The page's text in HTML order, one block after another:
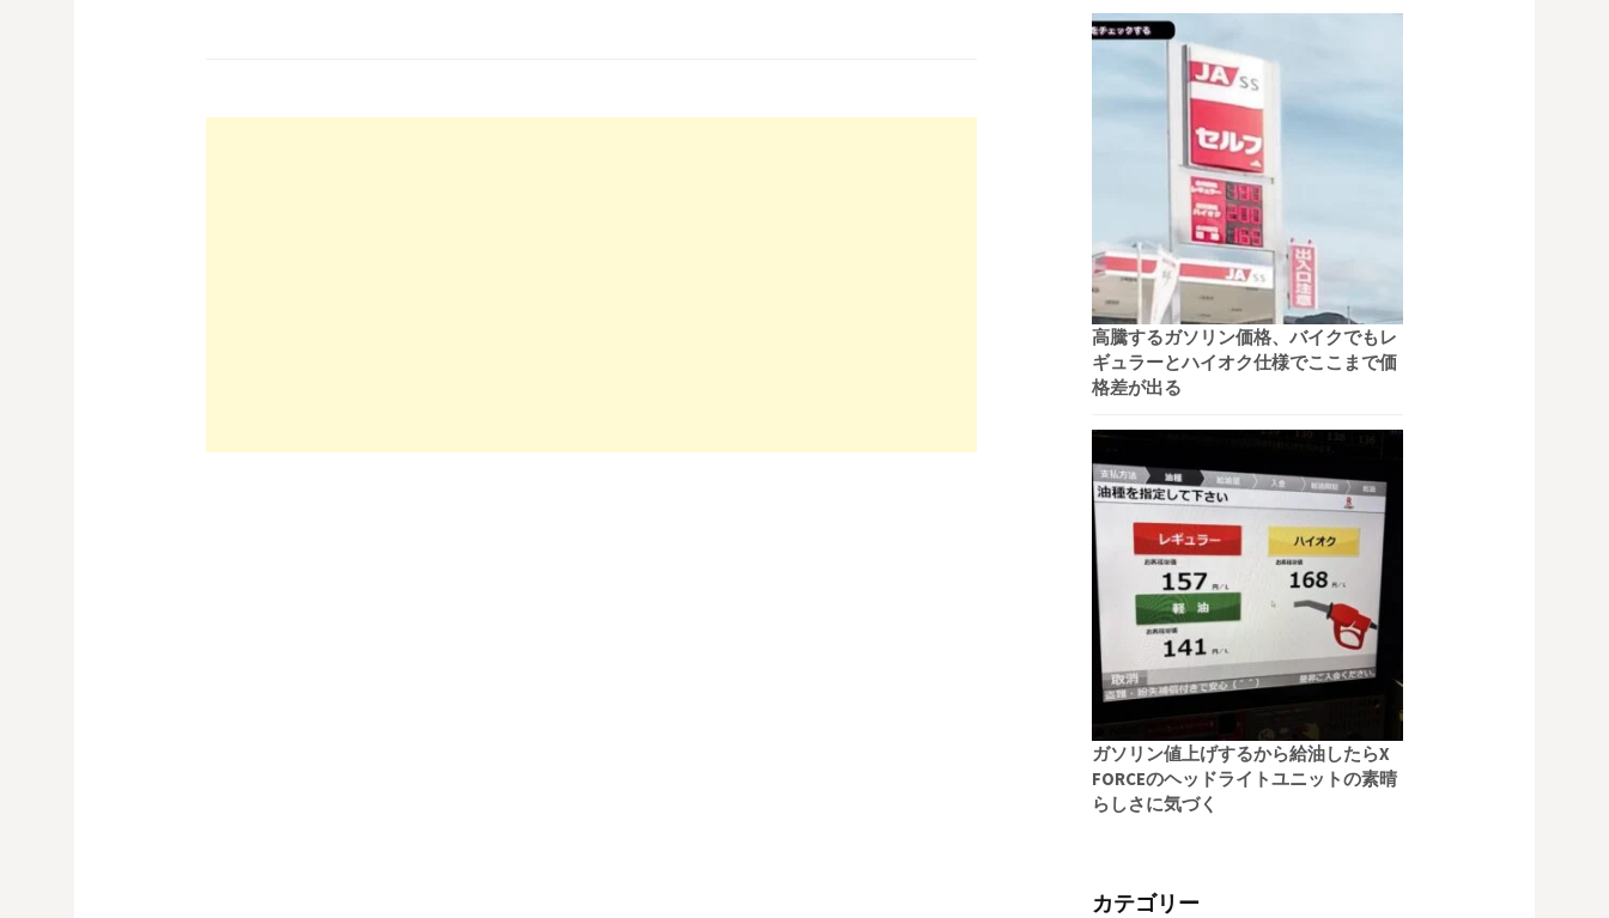
高騰するガソリン価格、バイクでもレ
ギュラーとハイオク仕様でここまで価
格差が出る
ガソリン値上げするから給油したらX
FORCEのヘッドライトユニットの素晴
らしさに気づく
カテゴリー